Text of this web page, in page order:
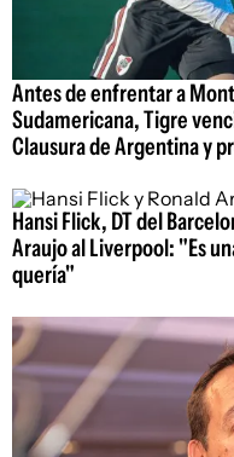
Antes de enfrentar a
Sudamericana, Tigre
Clausura de Argentina y
Hansi Flick, DT del
Araujo al Liverpool: "Es
quería"